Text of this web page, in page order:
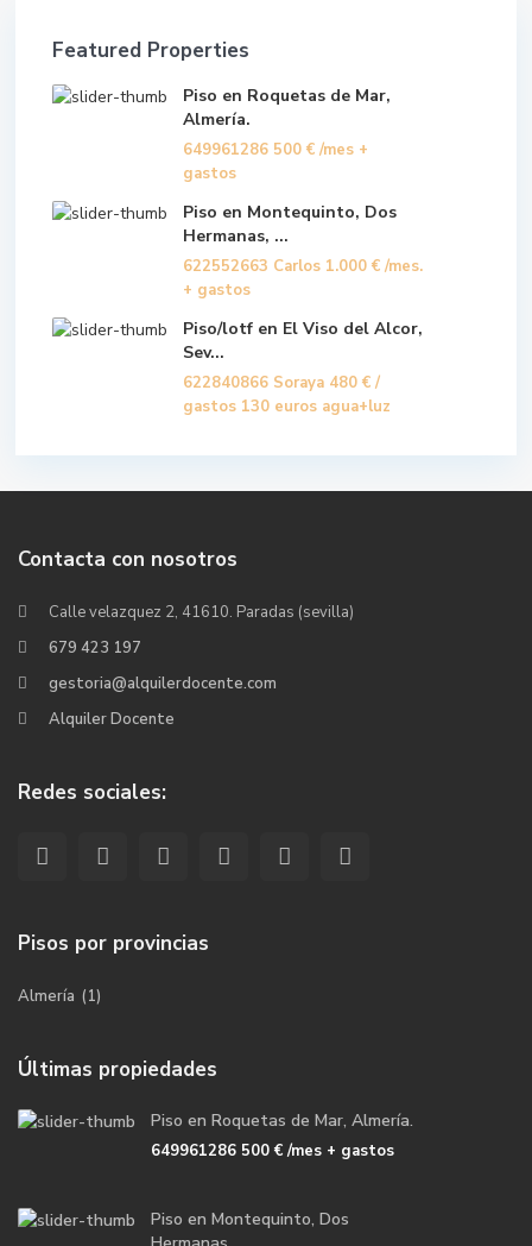
Featured Properties
Piso en Roquetas de Mar,
Almería.
649961286 500 € /mes +
gastos
Piso en Montequinto, Dos
Hermanas, ...
622552663 Carlos 1.000 € /mes.
+ gastos
Piso/lotf en El Viso del Alcor,
Sev...
622840866 Soraya 480 € /
gastos 130 euros agua+luz
Contacta con nosotros
Calle velazquez 2, 41610. Paradas (sevilla)
679 423 197
gestoria@alquilerdocente.com
Alquiler Docente
Redes sociales:
Pisos por provincias
Almería (1)
Últimas propiedades
Piso en Roquetas de Mar, Almería.
649961286 500 €/mes + gastos
Piso en Montequinto, Dos